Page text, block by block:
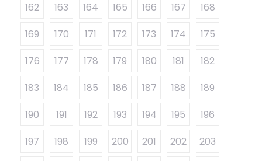
162
163 164 165 166 167
168
169
170 171 172 173 174
175
176
177 178 179 180 181
182
183
184 185 186 187 188
189
190
191 192 193 194 195
196
197
198 199 200 201 202
203